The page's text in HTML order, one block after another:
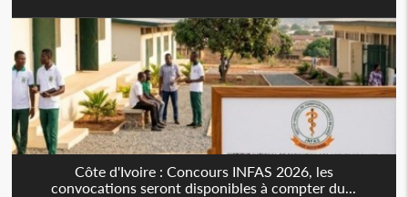
Côte d'Ivoire : Concours INFAS 2026, les
convocations seront disponibles à compter du...